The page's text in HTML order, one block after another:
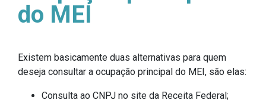
do MEI
Existem basicamente duas alternativas para quem
deseja consultar a ocupação principal do MEI, são elas:
Consulta ao CNPJ no site da Receita Federal;